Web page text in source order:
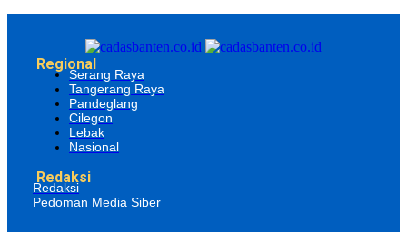
Regional
Serang Raya
Tangerang Raya
Pandeglang
Cilegon
Lebak
Nasional
Redaksi
Redaksi
Pedoman Media Siber